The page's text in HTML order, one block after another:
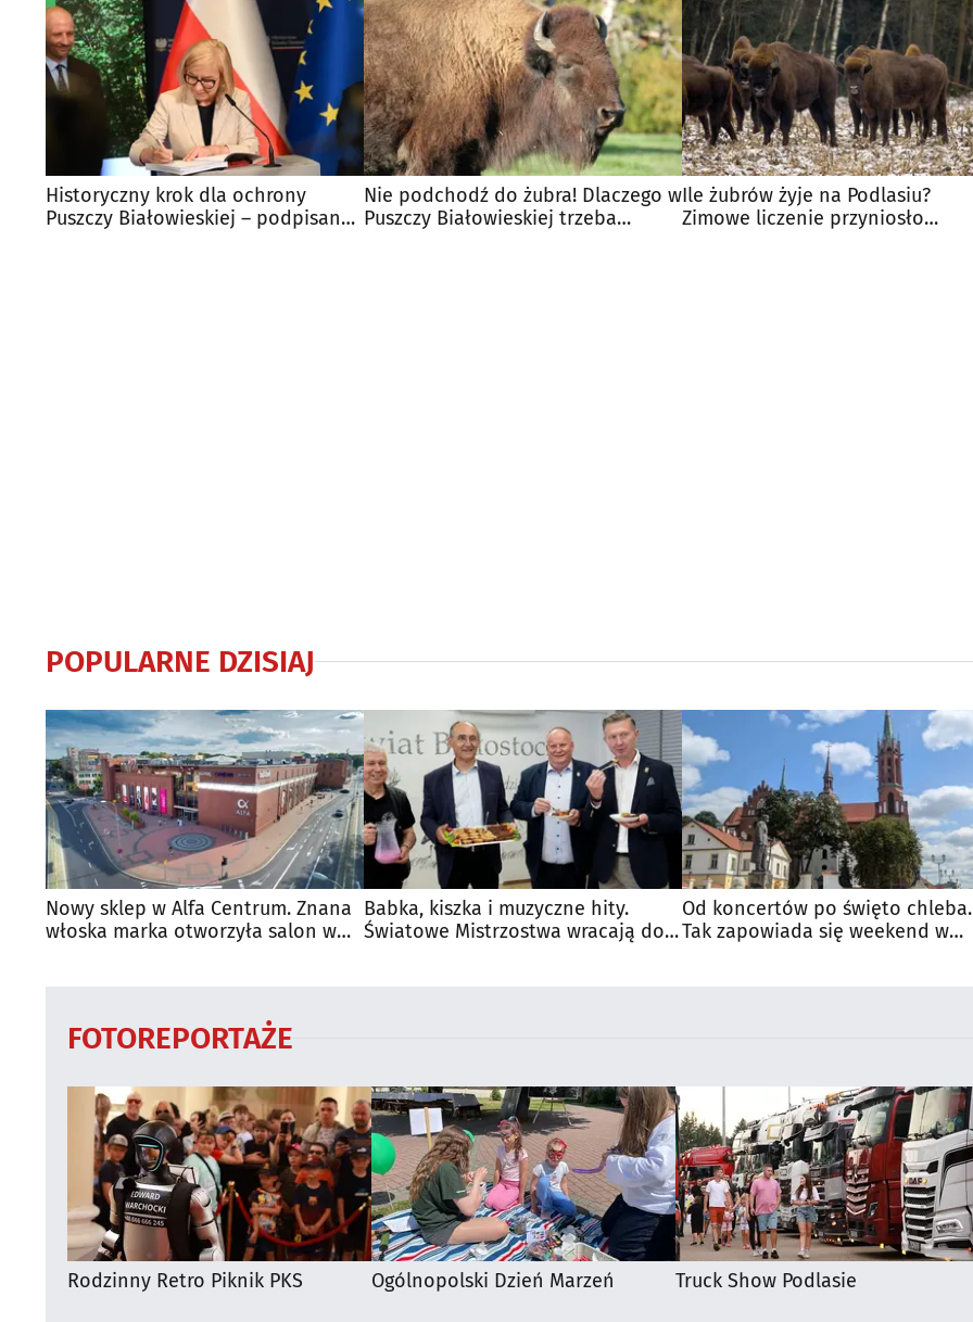
Historyczny krok dla ochrony
Puszczy Białowieskiej – podpisano
Nie podchodź do żubra! Dlaczego w
Puszczy Białowieskiej trzeba
Ile żubrów żyje na Podlasiu?
Zimowe liczenie przyniosło
POPULARNE DZISIAJ
Nowy sklep w Alfa Centrum. Znana
włoska marka otworzyła salon w
Babka, kiszka i muzyczne hity.
Światowe Mistrzostwa wracają do
Od koncertów po święto chleba.
Tak zapowiada się weekend w
FOTOREPORTAŻE
Rodzinny Retro Piknik PKS Ogólnopolski Dzień Marzeń Truck Show Podlasie